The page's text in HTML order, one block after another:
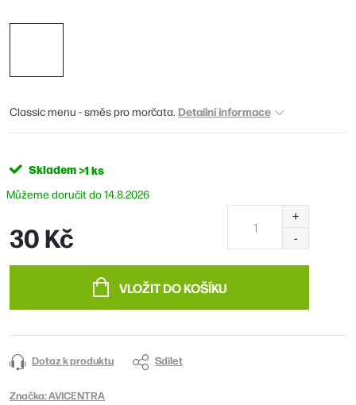
Classic menu - směs pro morčata. Detailní informace
Skladem>1 ks
14.8.2026
30 Kč
VLOŽIT DO KOŠÍKU
Dotaz k produktu Sdílet
Značka:AVICENTRA